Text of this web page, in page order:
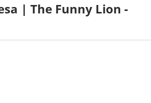
| The Funny Lion -